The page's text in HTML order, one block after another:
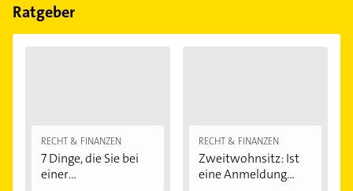
Ratgeber
RECHT & FINANZEN
7 Dinge, die Sie bei
einer
RECHT & FINANZEN
Zweitwohnsitz: Ist
eine Anmeldung...